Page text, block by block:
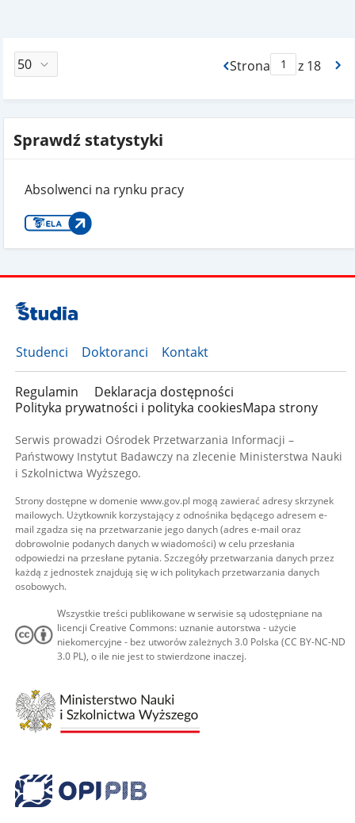
Strona
Max Stronaz 18
Sprawdź statystyki
Absolwenci na rynku pracy
Studenci Doktoranci Kontakt
Regulamin
Deklaracja dostępności
Polityka prywatności i polityka cookiesMapa strony
Serwis prowadzi Ośrodek Przetwarzania Informacji –
Państwowy Instytut Badawczy na zlecenie Ministerstwa Nauki
i Szkolnictwa Wyższego.
Strony dostępne w domenie www.gov.pl mogą zawierać adresy skrzynek
mailowych. Użytkownik korzystający z odnośnika będącego adresem e-
mail zgadza się na przetwarzanie jego danych (adres e-mail oraz
dobrowolnie podanych danych w wiadomości) w celu przesłania
odpowiedzi na przesłane pytania. Szczegóły przetwarzania danych przez
każdą z jednostek znajdują się w ich politykach przetwarzania danych
osobowych.
Wszystkie treści publikowane w serwisie są udostępniane na
licencji Creative Commons: uznanie autorstwa - użycie
niekomercyjne - bez utworów zależnych 3.0 Polska (CC BY-NC-ND
3.0 PL), o ile nie jest to stwierdzone inaczej.